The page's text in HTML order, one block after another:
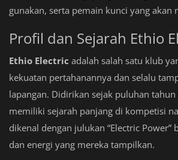
gunakan, serta pemain kunci yang akan
Profil dan Sejarah Ethio
Ethio Electric adalah salah satu klub
kekuatan pertahanannya dan selalu
lapangan. Didirikan sejak puluhan
memiliki sejarah panjang di kompetisi
dikenal dengan julukan “Electric Power”
dan energi yang mereka tampilkan.